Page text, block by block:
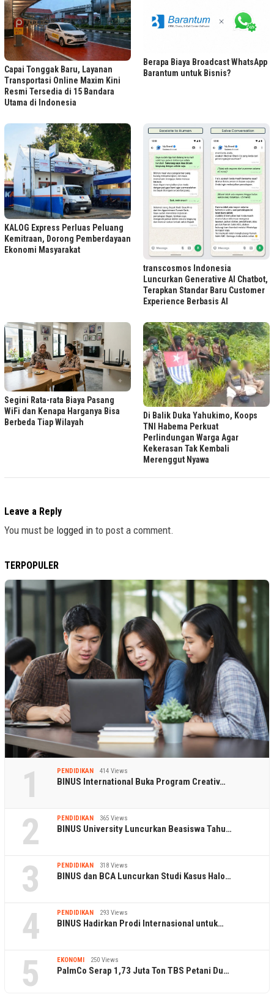
Capai Tonggak Baru, Layanan
Transportasi Online Maxim Kini
Resmi Tersedia di 15 Bandara
Utama di Indonesia
Berapa Biaya Broadcast WhatsApp
Barantum untuk Bisnis?
KALOG Express Perluas Peluang
Kemitraan, Dorong Pemberdayaan
Ekonomi Masyarakat
transcosmos Indonesia
Luncurkan Generative AI Chatbot,
Terapkan Standar Baru Customer
Experience Berbasis AI
Segini Rata-rata Biaya Pasang
WiFi dan Kenapa Harganya Bisa
Berbeda Tiap Wilayah
Di Balik Duka Yahukimo, Koops
TNI Habema Perkuat
Perlindungan Warga Agar
Kekerasan Tak Kembali
Merenggut Nyawa
Leave a Reply
You must be logged in to post a comment.
TERPOPULER
1 PENDIDIKAN 414 Views
BINUS International Buka Program Creativ…
2 PENDIDIKAN 365 Views
BINUS University Luncurkan Beasiswa Tahu…
3 PENDIDIKAN 318 Views
BINUS dan BCA Luncurkan Studi Kasus Halo…
4 PENDIDIKAN 293 Views
BINUS Hadirkan Prodi Internasional untuk…
5 EKONOMI 250 Views
PalmCo Serap 1,73 Juta Ton TBS Petani Du…